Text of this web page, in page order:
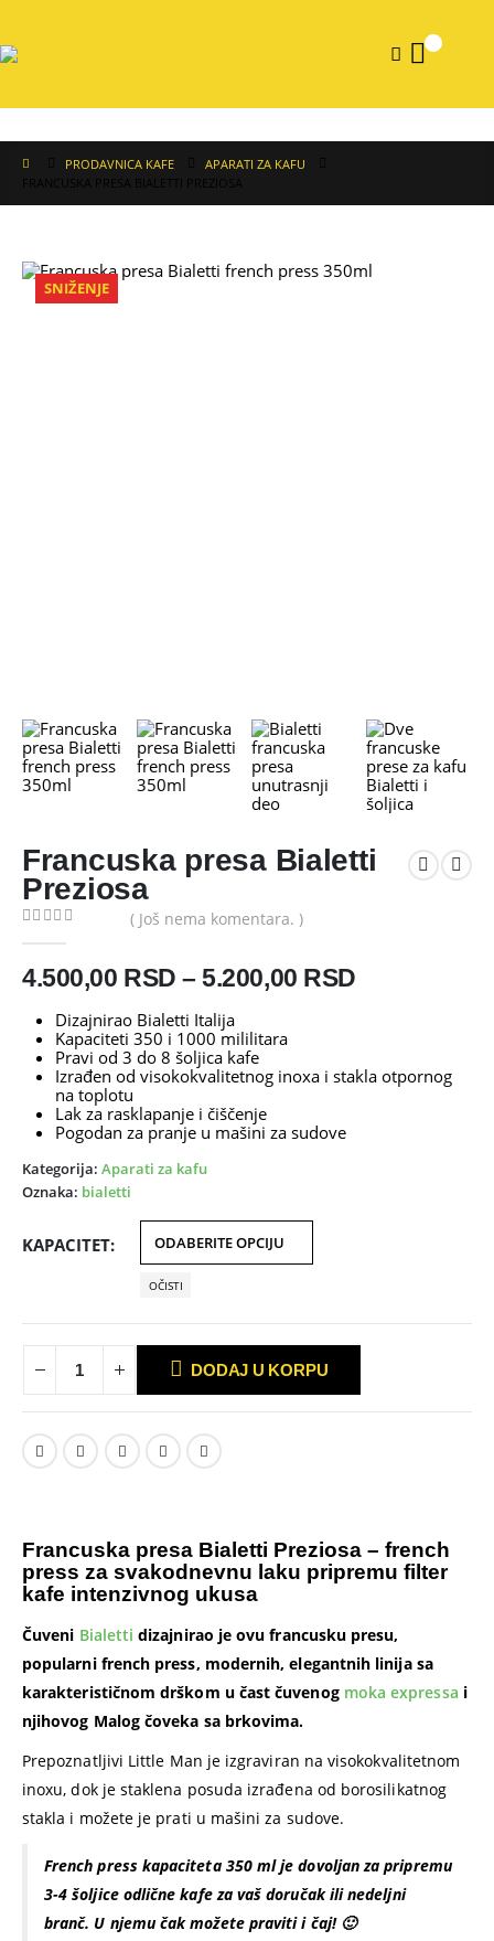
PRODAVNICA KAFE
APARATI ZA KAFU
SNIŽENJE
Francuska presa Bialetti
Preziosa
( Još nema komentara. )
4.500,00 RSD – 5.200,00 RSDRaspon
do
Dizajnirao Bialetti Italija
Kapaciteti 350 i 1000 mililitara
Pravi od 3 do 8 šoljica kafe
Izrađen od visokokvalitetnog inoxa i stakla otpornog
na toplotu
Lak za rasklapanje i čiščenje
Pogodan za pranje u mašini za sudove
Kategorija: Aparati za kafu
Oznaka: bialetti
KAPACITET
OČISTI
DODAJ U KORPU
Francuska presa Bialetti Preziosa – french
press za svakodnevnu laku pripremu filter
kafe intenzivnog ukusa
Čuveni Bialetti dizajnirao je ovu francusku presu,
popularni french press, modernih, elegantnih linija sa
karakterističnom drškom u čast čuvenog moka expressa i
njihovog Malog čoveka sa brkovima.
Prepoznatljivi Little Man je izgraviran na visokokvalitetnom
inoxu, dok je staklena posuda izrađena od borosilikatnog
stakla i možete je prati u mašini za sudove.
French press kapaciteta 350 ml je dovoljan za pripremu
3-4 šoljice odlične kafe za vaš doručak ili nedeljni
branč. U njemu čak možete praviti i čaj! 🙂